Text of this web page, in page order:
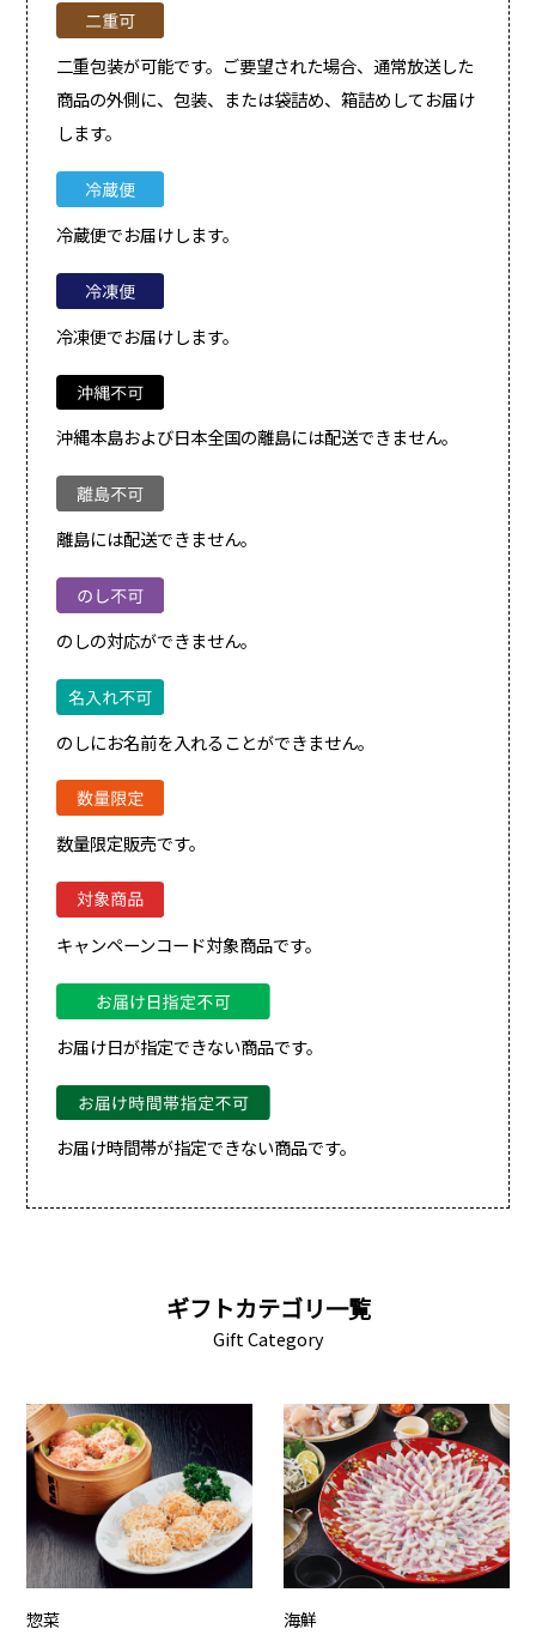
二重包装が可能です。ご要望された場合、通常放送した
商品の外側に、包装、または袋詰め、箱詰めしてお届け
します。
冷蔵便でお届けします。
冷凍便でお届けします。
沖縄本島および日本全国の離島には配送できません。
離島には配送できません。
のしの対応ができません。
のしにお名前を入れることができません。
数量限定販売です。
キャンペーンコード対象商品です。
お届け日が指定できない商品です。
お届け時間帯が指定できない商品です。
ギフトカテゴリ一覧
Gift Category
惣菜 海鮮